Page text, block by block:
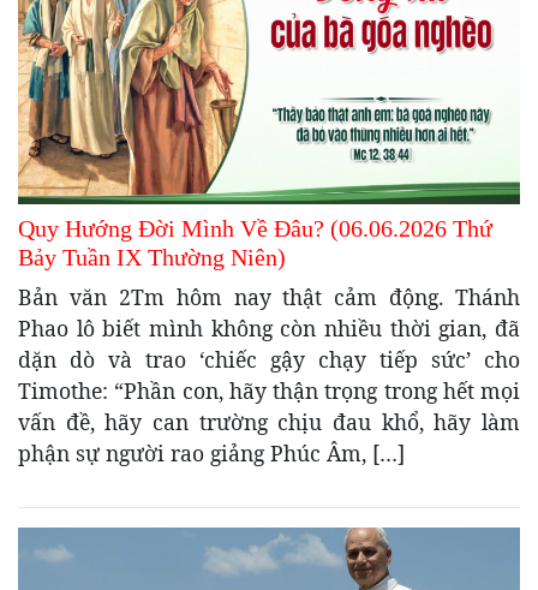
Quy Hướng Đời Mình Về Đâu? (06.06.2026 Thứ
Bảy Tuần IX Thường Niên)
Bản văn 2Tm hôm nay thật cảm động. Thánh
Phao lô biết mình không còn nhiều thời gian, đã
dặn dò và trao ‘chiếc gậy chạy tiếp sức’ cho
Timothe: “Phần con, hãy thận trọng trong hết mọi
vấn đề, hãy can trường chịu đau khổ, hãy làm
phận sự người rao giảng Phúc Âm, […]